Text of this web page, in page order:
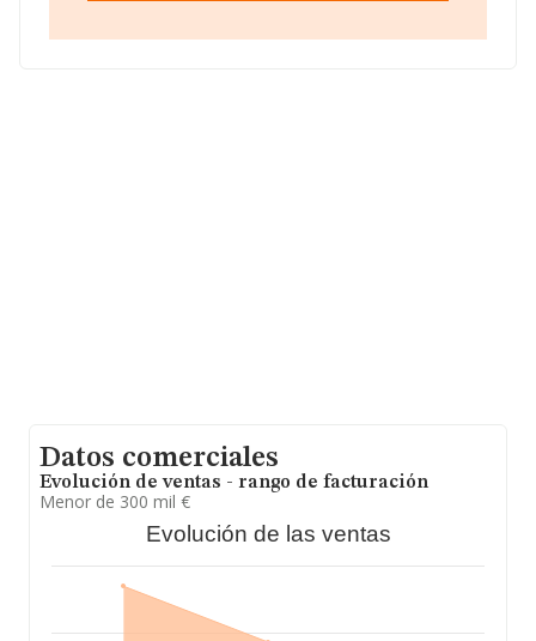
empresas es de 82 mil euros. En relación con la
Datos comerciales
Evolución de ventas - rango de facturación
Menor de 300 mil €
Evolución de las ventas